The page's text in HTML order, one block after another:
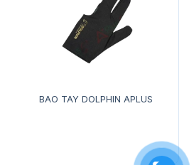
BAO TAY DOLPHIN APLUS